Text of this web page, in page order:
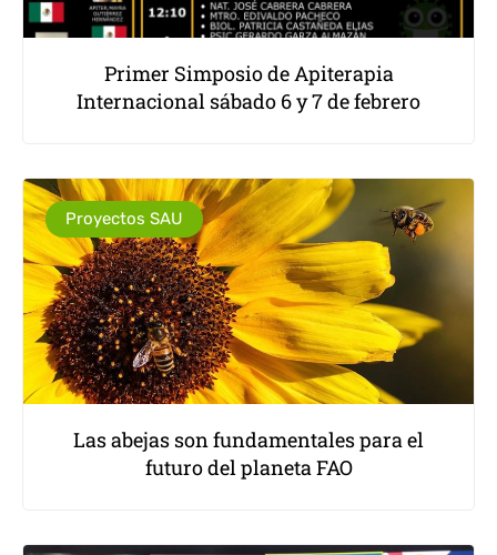
Primer Simposio de Apiterapia
Internacional sábado 6 y 7 de febrero
Proyectos SAU
Las abejas son fundamentales para el
futuro del planeta FAO